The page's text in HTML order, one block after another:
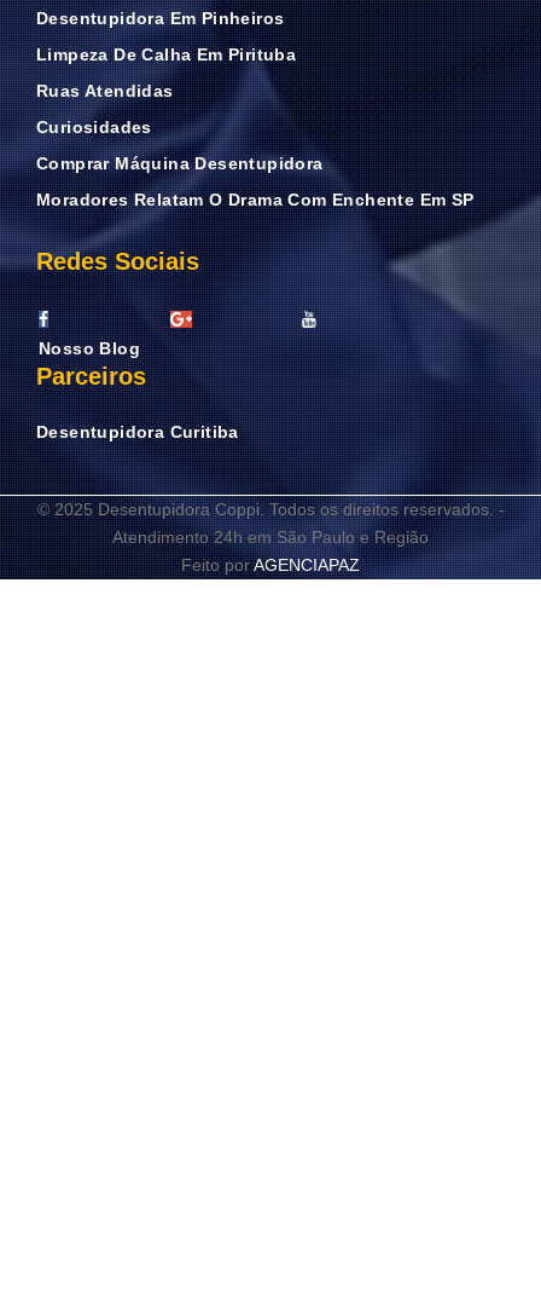
Desentupidora Em Pinheiros
Limpeza De Calha Em Pirituba
Ruas Atendidas
Curiosidades
Comprar Máquina Desentupidora
Moradores Relatam O Drama Com Enchente Em SP
Redes Sociais
Nosso Blog
Parceiros
Desentupidora Curitiba
© 2025 Desentupidora Coppi. Todos os direitos reservados. -
Atendimento 24h em São Paulo e Região
Feito porAGENCIAPAZ